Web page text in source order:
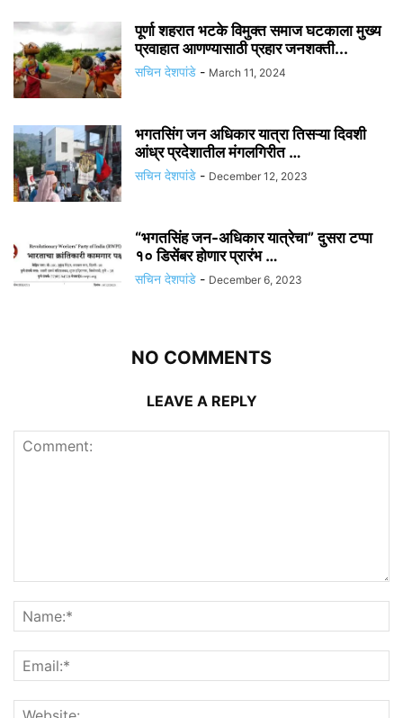
पूर्णा शहरात भटके विमुक्त समाज घटकाला मुख्य
प्रवाहात आणण्यासाठी प्रहार जनशक्ती...
सचिन देशपांडे - March 11, 2024
भगतसिंग जन अधिकार यात्रा तिसऱ्या दिवशी
आंध्र प्रदेशातील मंगलगिरीत …
सचिन देशपांडे - December 12, 2023
“भगतसिंह जन-अधिकार यात्रेचा” दुसरा टप्पा
१० डिसेंबर होणार प्रारंभ …
सचिन देशपांडे - December 6, 2023
NO COMMENTS
LEAVE A REPLY